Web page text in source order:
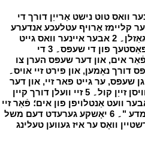
וואס טוט נישט אַרייַן דורך די
קליימז אַרויף עטלעכע אנדערע
וועג, די זעלבע איז אַ גנב און אַ גאַזלן۔ 2 אבער איינער וואס גייט
אריין אין דורך די טיר איז דער פּאַסטעך פון די שעפּס۔ 3 די
אים, און דער שעפּס הערן צו
דורך נאָמען, און פירט זיי אויס۔
שעפּס, ער גייט פאר זיי, און דער
שעפּס נאָכפאָלגן אים, פֿאַר זיי וויסן זייַן קול۔ 5 זיי וועלן דורך קיין
וועט אַנטלויפן פון אים؛ פֿאַר זיי
טאָן ניט וויסן דעם קול פון פרעמדע "۔ 6 יאָשקע גערעדט דעם משל
וואָס ער איז געווען טעלינג